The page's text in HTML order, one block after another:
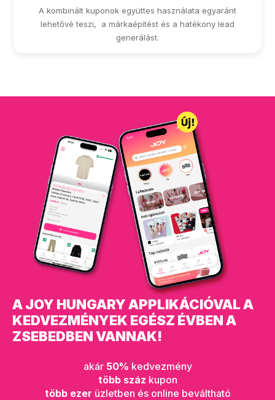
A kombinált kuponok együttes használata egyaránt
lehetővé teszi, a márkaépítést és a hatékony lead
generálást.
A JOY HUNGARY APPLIKÁCIÓVAL A
KEDVEZMÉNYEK EGÉSZ ÉVBEN A
ZSEBEDBEN VANNAK!
akár 50% kedvezmény
több száz kupon
több ezer üzletben és online beváltható